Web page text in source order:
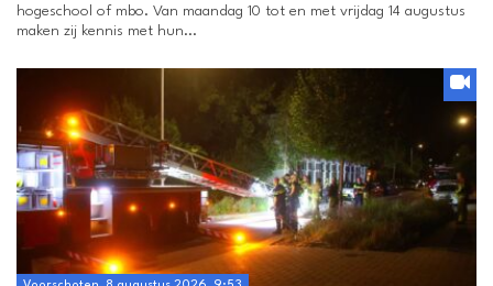
hogeschool of mbo. Van maandag 10 tot en met vrijdag 14 augustus
maken zij kennis met hun...